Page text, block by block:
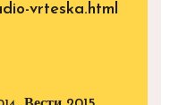
vrteska.html